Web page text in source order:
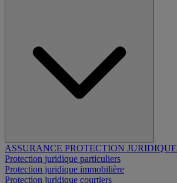
ASSURANCE PROTECTION JURIDIQUE
Protection juridique particuliers
Protection juridique immobilière
Protection juridique courtiers